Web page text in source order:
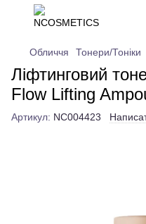
Обличчя Тонери/Тоніки
Ліфтинговий
Flow Lifting
Артикул: NC004423